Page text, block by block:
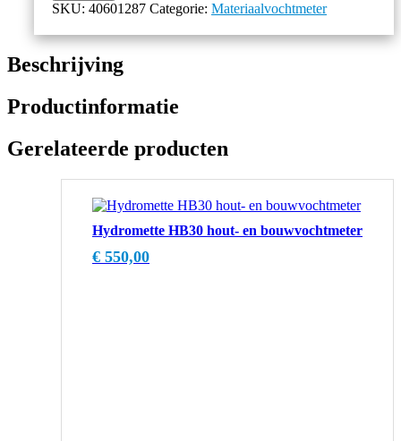
SKU: 40601287 Categorie: Materiaalvochtmeter
Beschrijving
Productinformatie
Gerelateerde producten
Hydromette HB30 hout- en bouwvochtmeter
€ 550,00